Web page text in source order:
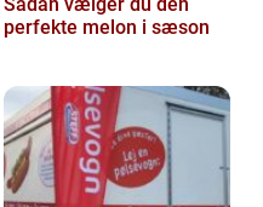
perfekte melon i sæson